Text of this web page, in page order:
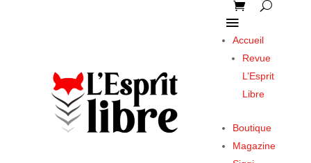
Accueil
Revue
L’Esprit
Libre
Boutique
Magazine